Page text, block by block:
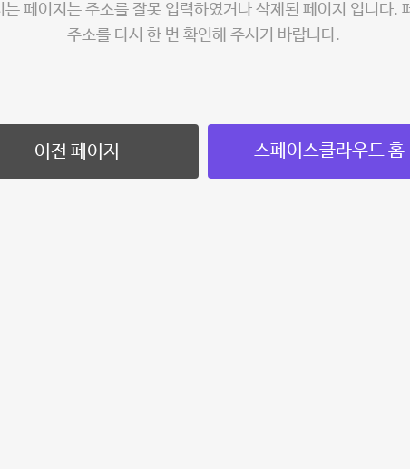
는 페이지는 주소를 잘못 입력하였거나 삭제된 페이지 입니다.
주소를 다시 한 번 확인해 주시기 바랍니다.
이전 페이지 스페이스클라우드 홈